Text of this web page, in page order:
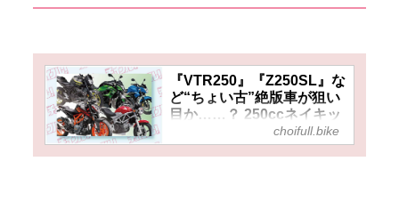
『VTR250』『Z250SL』な
ど“ちょい古”絶版車が狙い
目か……？ 250ccネイキッ
ドバイクは海外モデルも中
古なら手ごろな投資で乗り
choifull.bike